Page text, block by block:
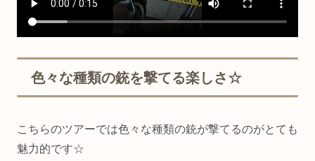
色々な種類の銃を撃てる楽しさ☆
こちらのツアーでは色々な種類の銃が撃てるのがとても
魅力的です☆